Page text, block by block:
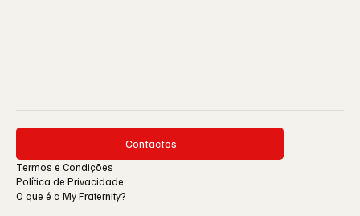
Contactos
Termos e Condições
Política de Privacidade
O que é a My Fraternity?